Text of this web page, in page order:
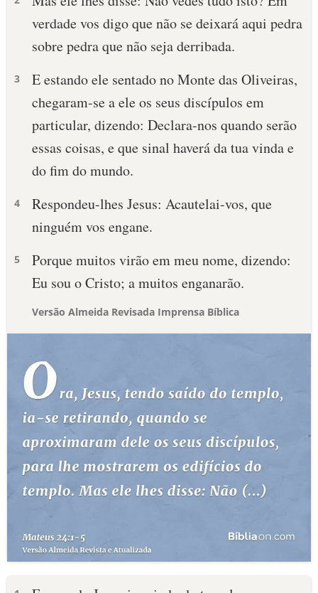
verdade vos digo que não se deixará aqui pedra
sobre pedra que não seja derribada.
3
E estando ele sentado no Monte das Oliveiras,
chegaram-se a ele os seus discípulos em
particular, dizendo: Declara-nos quando serão
essas coisas, e que sinal haverá da tua vinda e
do fim do mundo.
4
Respondeu-lhes Jesus: Acautelai-vos, que
ninguém vos engane.
5
Porque muitos virão em meu nome, dizendo:
Eu sou o Cristo; a muitos enganarão.
Versão Almeida Revisada Imprensa Bíblica